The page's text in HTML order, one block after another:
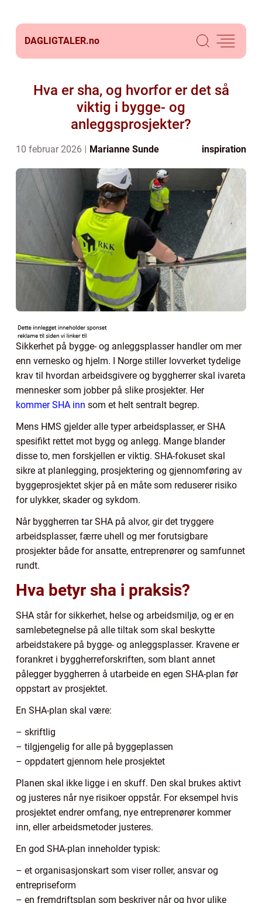
DAGLIGTALER.no
Hva er sha, og hvorfor er det så
viktig i bygge- og
anleggsprosjekter?
10 februar 2026 Marianne Sunde inspiration
Sikkerhet på bygge- og anleggsplasser handler om mer
enn vernesko og hjelm. I Norge stiller lovverket tydelige
krav til hvordan arbeidsgivere og byggherrer skal ivareta
mennesker som jobber på slike prosjekter. Her
kommer SHA inn som et helt sentralt begrep.
Mens HMS gjelder alle typer arbeidsplasser, er SHA
spesifikt rettet mot bygg og anlegg. Mange blander
disse to, men forskjellen er viktig. SHA-fokuset skal
sikre at planlegging, prosjektering og gjennomføring av
byggeprosjektet skjer på en måte som reduserer risiko
for ulykker, skader og sykdom.
Når byggherren tar SHA på alvor, gir det tryggere
arbeidsplasser, færre uhell og mer forutsigbare
prosjekter både for ansatte, entreprenører og samfunnet
rundt.
Hva betyr sha i praksis?
SHA står for sikkerhet, helse og arbeidsmiljø, og er en
samlebetegnelse på alle tiltak som skal beskytte
arbeidstakere på bygge- og anleggsplasser. Kravene er
forankret i byggherreforskriften, som blant annet
pålegger byggherren å utarbeide en egen SHA-plan før
oppstart av prosjektet.
En SHA-plan skal være:
– skriftlig
– tilgjengelig for alle på byggeplassen
– oppdatert gjennom hele prosjektet
Planen skal ikke ligge i en skuff. Den skal brukes aktivt
og justeres når nye risikoer oppstår. For eksempel hvis
prosjektet endrer omfang, nye entreprenører kommer
inn, eller arbeidsmetoder justeres.
En god SHA-plan inneholder typisk:
– et organisasjonskart som viser roller, ansvar og
entrepriseform
– en fremdriftsplan som beskriver når og hvor ulike